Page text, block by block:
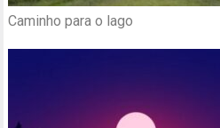
Caminho para o lago